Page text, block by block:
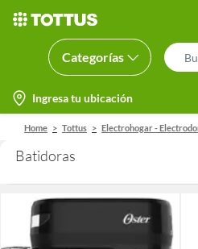
Categorías
location-
icon
Ingresa tu ubicación
Home Tottus Electrohogar -
Batidoras